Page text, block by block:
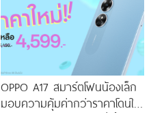
OPPO A17 สมาร์ตโฟนน้องเล็ก
มอบความคุ้มค่ากว่าราคาโดนใจ